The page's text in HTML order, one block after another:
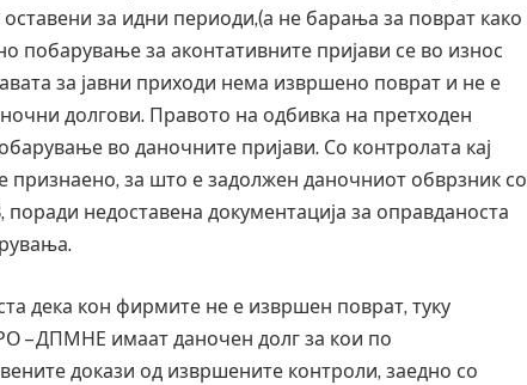
за идни периоди,(а не барања за поврат како
побарување за аконтативните пријави се во износ
за јавни приходи нема извршено поврат и не е
долгови. Правото на одбивка на претходен
во даночните пријави. Со контролата кај
признаено, за што е задолжен даночниот обврзник со
недоставена документација за оправданоста
дека кон фирмите не е извршен поврат, туку
– ДПМНЕ имаат даночен долг за кои по
докази од извршените контроли, заедно со
Уште двајца починаа од повредите во ресторан
во главниот град на Русуија – експлозивот бил
завиткан како роденденски подарок